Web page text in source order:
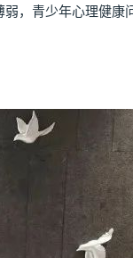
，青少年心理健康